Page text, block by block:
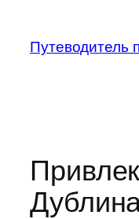
содержимому
Путеводитель